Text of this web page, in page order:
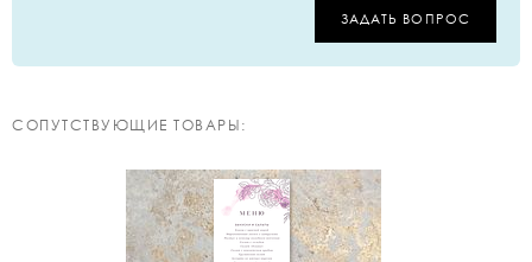
ЗАДАТЬ ВОПРОС
CОПУТСТВУЮЩИЕ ТОВАРЫ: